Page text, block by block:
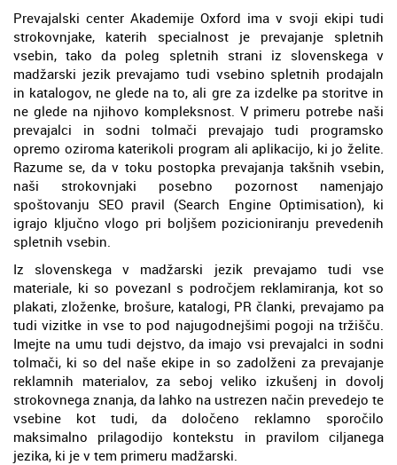
Prevajalski center Akademije Oxford ima v svoji ekipi tudi
strokovnjake, katerih specialnost je prevajanje spletnih
vsebin, tako da poleg spletnih strani iz slovenskega v
madžarski jezik prevajamo tudi vsebino spletnih prodajaln
in katalogov, ne glede na to, ali gre za izdelke pa storitve in
ne glede na njihovo kompleksnost. V primeru potrebe naši
prevajalci in sodni tolmači prevajajo tudi programsko
opremo oziroma katerikoli program ali aplikacijo, ki jo želite.
Razume se, da v toku postopka prevajanja takšnih vsebin,
naši strokovnjaki posebno pozornost namenjajo
spoštovanju SEO pravil (Search Engine Optimisation), ki
igrajo ključno vlogo pri boljšem pozicioniranju prevedenih
spletnih vsebin.
Iz slovenskega v madžarski jezik prevajamo tudi vse
materiale, ki so povezanI s področjem reklamiranja, kot so
plakati, zloženke, brošure, katalogi, PR članki, prevajamo pa
tudi vizitke in vse to pod najugodnejšimi pogoji na tržišču.
Imejte na umu tudi dejstvo, da imajo vsi prevajalci in sodni
tolmači, ki so del naše ekipe in so zadolženi za prevajanje
reklamnih materialov, za seboj veliko izkušenj in dovolj
strokovnega znanja, da lahko na ustrezen način prevedejo te
vsebine kot tudi, da določeno reklamno sporočilo
maksimalno prilagodijo kontekstu in pravilom ciljanega
jezika, ki je v tem primeru madžarski.